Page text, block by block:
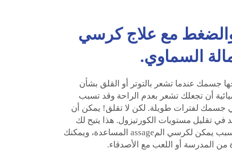
مع علاج كرسي
جسمك عندما تشعر بالتوتر أو القلق بشأن
أن تجعلك تشعر بعدم الراحة وقد تسبب
جسمك لفترات طويلة. لكن لا تقلق! يمكن أن
تقليل مستويات الكورتيزول. هذا يتيح لك
الشعور بالسلام والراحة. لهذا السبب يمكن لكرسي المassage المساعدة، ويمكنك
من المدرسة أو اللعب مع الأصدقاء.